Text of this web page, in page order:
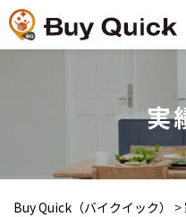
実
Buy Quick（バイクイック） >